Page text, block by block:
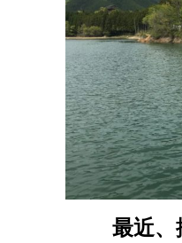
最近、